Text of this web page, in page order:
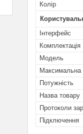
Колір
Інтерфейс
Комплектація
Мoдель
Максимальна
Потужність
Назва товару
Протоколи
Підключення